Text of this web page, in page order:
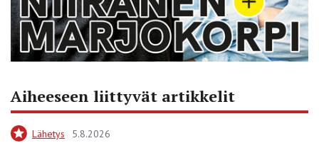
Aiheeseen liittyvät artikkelit
Lähetys 5.8.2026